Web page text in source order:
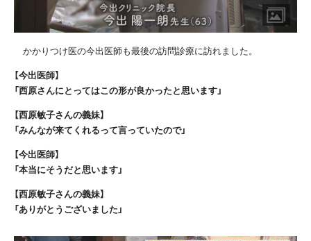
かかりつけ医の今出医師も最後の訪問診療に訪れました。
【今出医師】
「西原さんにとってはこの形が良かったと思います」
【西原敏子さんの義妹】
「みんなが来てくれるって言っていたので」
【今出医師】
「本当にそうだと思います」
【西原敏子さんの義妹】
「ありがとうございました」